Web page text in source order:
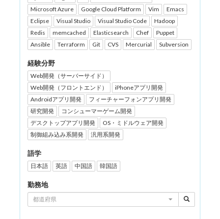
Microsoft Azure
Google Cloud Platform Vim
Emacs
Eclipse
Visual Studio Visual Studio Code
Hadoop
Redis
memcached Elasticsearch Chef
Puppet
Ansible
Terraform Git CVS Mercurial Subversion
経験分野
Web開発（サーバーサイド）
Web開発（フロントエンド）
iPhoneアプリ開発
Androidアプリ開発
フィーチャーフォンアプリ開発
研究開発
コンシューマーゲーム開発
デスクトップアプリ開発
OS・ミドルウェア開発
制御組み込み系開発
汎用系開発
語学
日本語 英語 中国語 韓国語
勤務地
都道府県